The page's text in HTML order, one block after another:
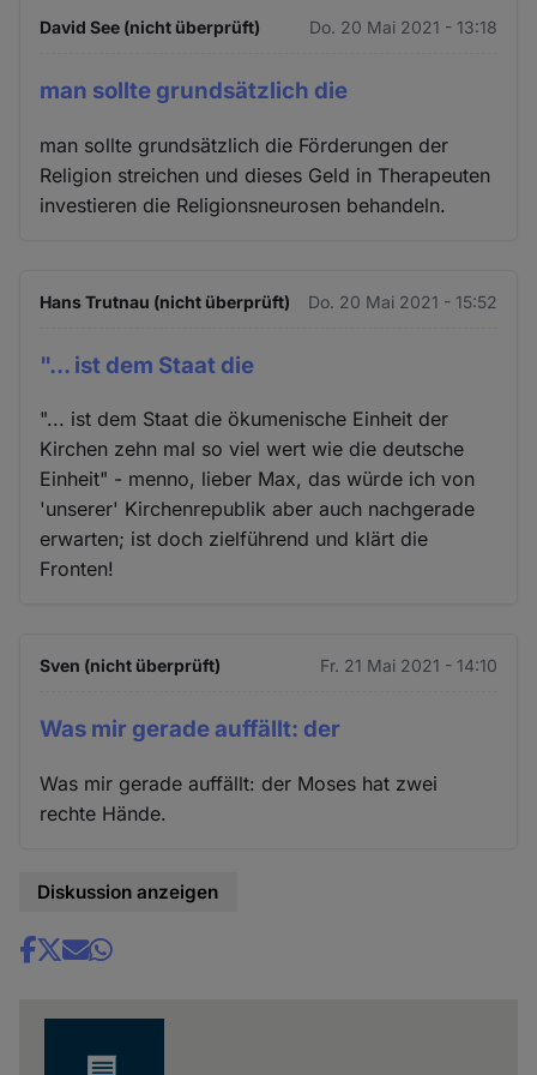
David See (nicht überprüft) Do. 20 Mai 2021 - 13:18
man sollte grundsätzlich die
man sollte grundsätzlich die Förderungen der
Religion streichen und dieses Geld in Therapeuten
investieren die Religionsneurosen behandeln.
Hans Trutnau (nicht überprüft) Do. 20 Mai 2021 - 15:52
"... ist dem Staat die
"... ist dem Staat die ökumenische Einheit der
Kirchen zehn mal so viel wert wie die deutsche
Einheit" - menno, lieber Max, das würde ich von
'unserer' Kirchenrepublik aber auch nachgerade
erwarten; ist doch zielführend und klärt die
Fronten!
Sven (nicht überprüft) Fr. 21 Mai 2021 - 14:10
Was mir gerade auffällt: der
Was mir gerade auffällt: der Moses hat zwei
rechte Hände.
Diskussion anzeigen
Share